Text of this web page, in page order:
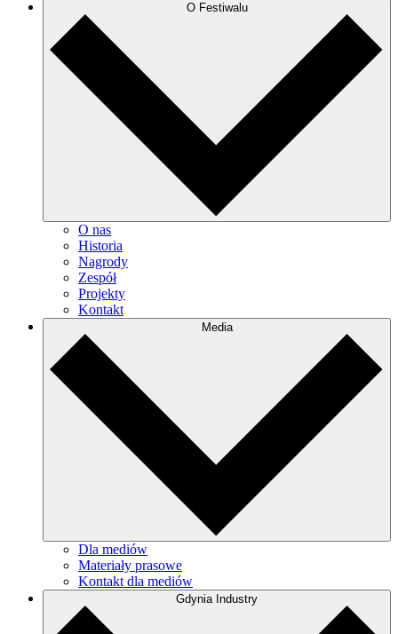
O Festiwalu
O nas
Historia
Nagrody
Zespół
Projekty
Kontakt
Media
Dla mediów
Materiały prasowe
Kontakt dla mediów
Gdynia Industry